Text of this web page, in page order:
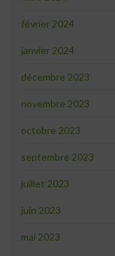
février 2024
janvier 2024
décembre 2023
novembre 2023
octobre 2023
septembre 2023
juillet 2023
juin 2023
mai 2023